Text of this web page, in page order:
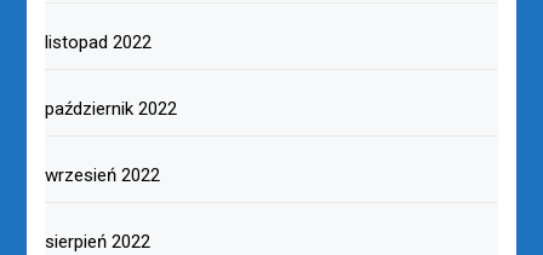
listopad 2022
październik 2022
wrzesień 2022
sierpień 2022